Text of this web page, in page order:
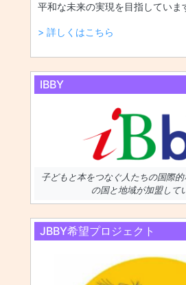
平和な未来の実現を目指していま
> 詳しくはこちら
IBBY
子どもと本をつなぐ人たちの国際
の国と地域が加盟して
JBBY希望プロジェクト